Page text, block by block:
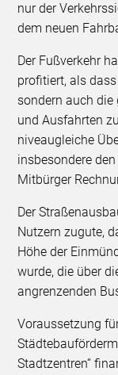
nur der
dem neuen
Der Fußverkehr
profitiert, als
sondern auch die
und Ausfahrten
niveaugleiche
insbesondere
Mitbürger
Der
Nutzern zugute,
Höhe der
wurde, die über
angrenzenden
Voraussetzung
Stadtzentren“